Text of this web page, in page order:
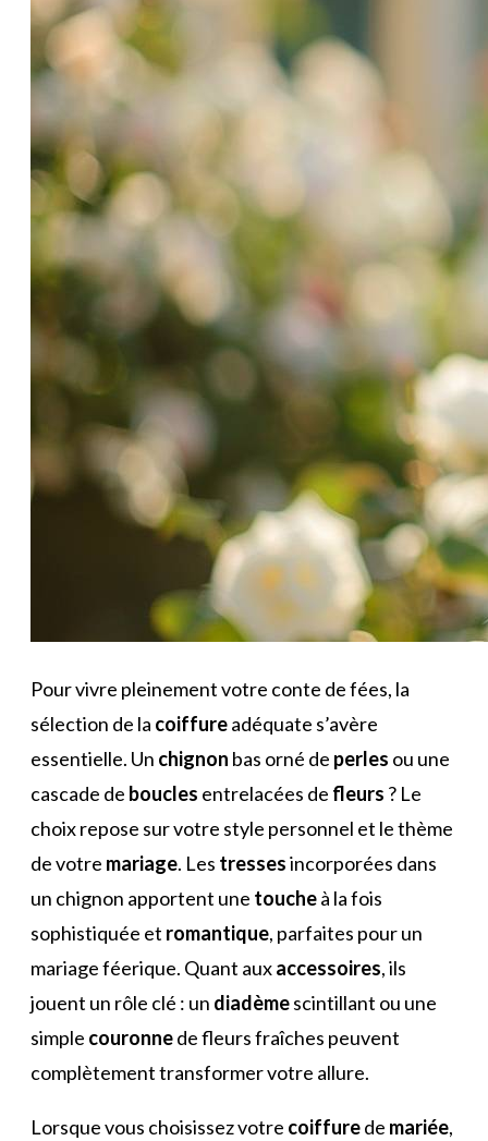
Pour vivre pleinement votre conte de fées, la
sélection de la coiffureadéquate s’avère
essentielle. Un chignon bas orné de perles ou une
cascade de boucles entrelacées de fleurs ? Le
choix repose sur votre style personnel et le thème
de votre mariage. Les tressesincorporées dans
un chignon apportent une toucheà la fois
sophistiquée et romantique, parfaites pour un
mariage féerique. Quant auxaccessoires, ils
jouent un rôle clé : un diadèmescintillant ou une
simple couronnede fleurs fraîches peuvent
complètement transformer votre allure.
Lorsque vous choisissez votre coiffurede mariée,